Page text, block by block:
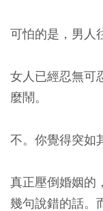
可怕的是，男人
女人已經忍無可
麼鬧。
不。你覺得突如
真正壓倒婚姻的
幾句說錯的話。